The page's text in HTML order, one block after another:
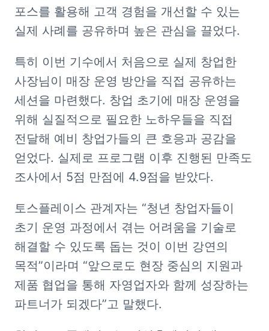
포스를 활용해 고객 경험을 개선할 수 있는
실제 사례를 공유하며 높은 관심을 끌었다.
특히 이번 기수에서 처음으로 실제 창업한
사장님이 매장 운영 방안을 직접 공유하는
세션을 마련했다. 창업 초기에 매장 운영을
위해 실질적으로 필요한 노하우들을 직접
전달해 예비 창업가들의 큰 호응과 공감을
얻었다. 실제로 프로그램 이후 진행된 만족도
조사에서 5점 만점에 4.9점을 받았다.
토스플레이스 관계자는 “청년 창업자들이
초기 운영 과정에서 겪는 어려움을 기술로
해결할 수 있도록 돕는 것이 이번 강연의
목적”이라며 “앞으로도 현장 중심의 지원과
제품 협업을 통해 자영업자와 함께 성장하는
파트너가 되겠다”고 말했다.